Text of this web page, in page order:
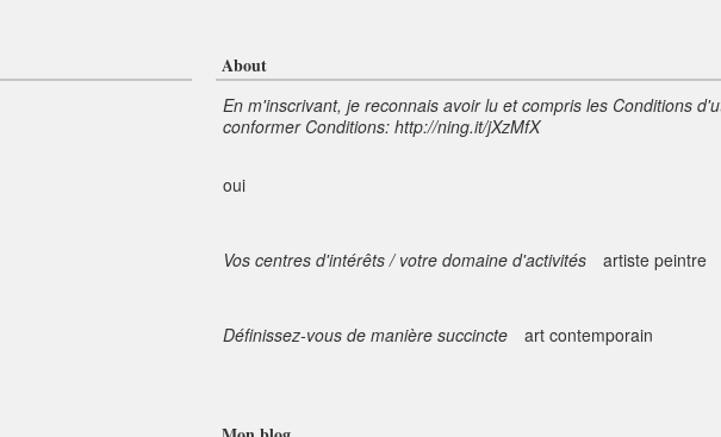
About
En m'inscrivant, je reconnais avoir lu et compris les Conditions
conformer Conditions: http://ning.it/jXzMfX
oui
Vos centres d'intérêts / votre domaine d'activités artiste peintre
Définissez-vous de manière succincte art contemporain